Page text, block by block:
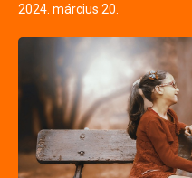
2024. március 20.